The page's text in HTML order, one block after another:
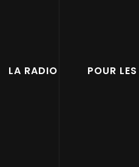
LA RADIO POUR